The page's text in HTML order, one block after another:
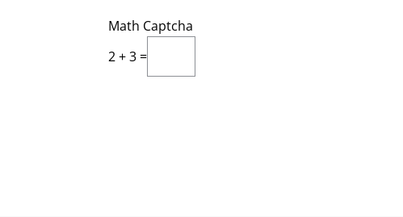
Math Captcha
2 + 3 =